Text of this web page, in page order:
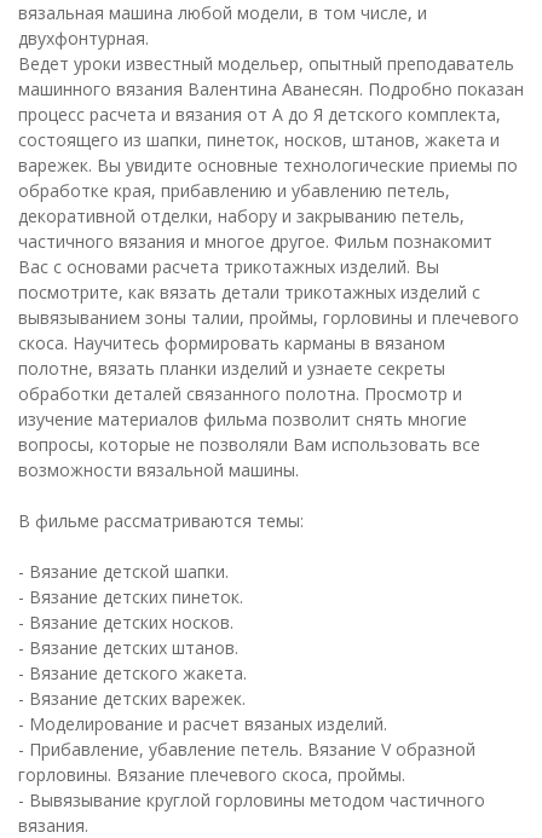
вязальная машина любой модели, в том числе, и
двухфонтурная.
Ведет уроки известный модельер, опытный преподаватель
машинного вязания Валентина Аванесян. Подробно показан
процесс расчета и вязания от А до Я детского комплекта,
состоящего из шапки, пинеток, носков, штанов, жакета и
варежек. Вы увидите основные технологические приемы по
обработке края, прибавлению и убавлению петель,
декоративной отделки, набору и закрыванию петель,
частичного вязания и многое другое. Фильм познакомит
Вас с основами расчета трикотажных изделий. Вы
посмотрите, как вязать детали трикотажных изделий с
вывязыванием зоны талии, проймы, горловины и плечевого
скоса. Научитесь формировать карманы в вязаном
полотне, вязать планки изделий и узнаете секреты
обработки деталей связанного полотна. Просмотр и
изучение материалов фильма позволит снять многие
вопросы, которые не позволяли Вам использовать все
возможности вязальной машины.
В фильме рассматриваются темы:
- Вязание детской шапки.
- Вязание детских пинеток.
- Вязание детских носков.
- Вязание детских штанов.
- Вязание детского жакета.
- Вязание детских варежек.
- Моделирование и расчет вязаных изделий.
- Прибавление, убавление петель. Вязание V образной
горловины. Вязание плечевого скоса, проймы.
- Вывязывание круглой горловины методом частичного
вязания.